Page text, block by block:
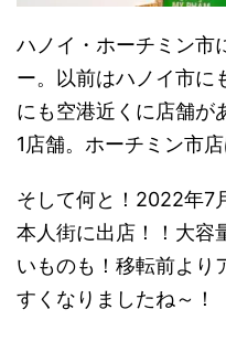
ハノイ・ホーチミン市
ー。以前はハノイ市に
にも空港近くに店舗が
1店舗。ホーチミン市
そして何と！2022年7
本人街に出店！！大容
いものも！移転前より
すくなりましたね～！